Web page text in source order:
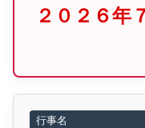
２０２６年
行事名